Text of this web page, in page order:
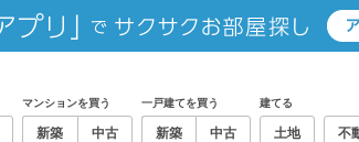
マンションを買う
新築 中古
一戸建てを買う
新築 中古
建てる
土地 不